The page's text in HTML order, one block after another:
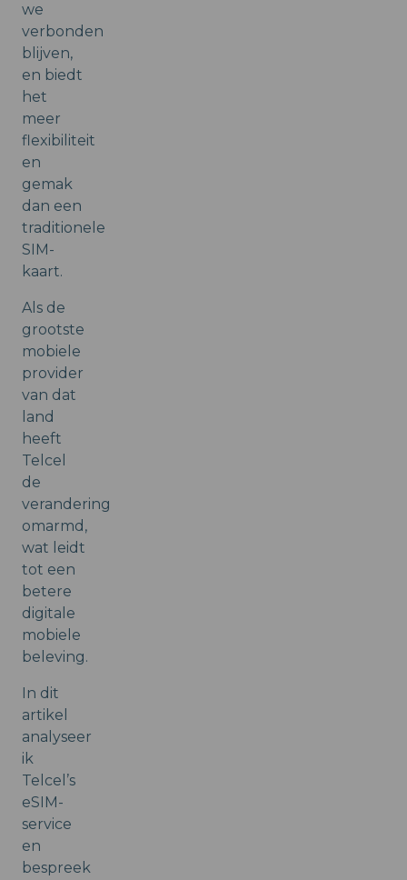
we
verbonden
blijven,
en biedt
het
meer
flexibiliteit
en
gemak
dan een
traditionele
SIM-
kaart.
Als de
grootste
mobiele
provider
van dat
land
heeft
Telcel
de
verandering
omarmd,
wat leidt
tot een
betere
digitale
mobiele
beleving.
In dit
artikel
analyseer
ik
Telcel’s
eSIM-
service
en
bespreek